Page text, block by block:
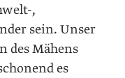
,
sein. Unser
des Mähens
es